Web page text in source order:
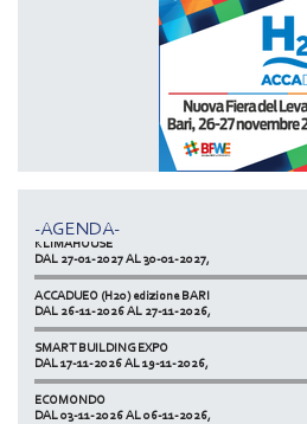
-AGENDA-
DAL 07-03-2028 AL 10-03-2028,
KLIMAHOUSE
DAL 27-01-2027 AL 30-01-2027,
ACCADUEO (H20) edizione BARI
DAL 26-11-2026 AL 27-11-2026,
SMART BUILDING EXPO
DAL 17-11-2026 AL 19-11-2026,
ECOMONDO
DAL 03-11-2026 AL 06-11-2026,